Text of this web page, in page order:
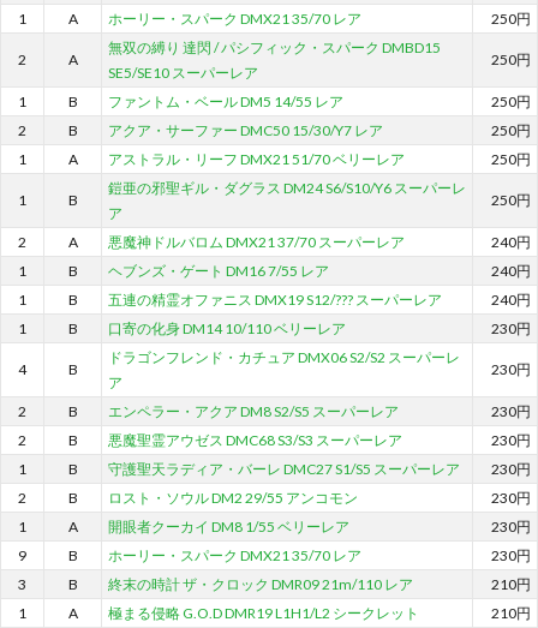
1
A ホーリー・スパーク DMX21 35/70 レア 250円
2 A
無双の縛り 達閃 / パシフィック・スパーク DMBD15
SE5/SE10 スーパーレア
250円
1 B ファントム・ベール DM5 14/55 レア
250円
2
B アクア・サーファー DMC50 15/30/Y7 レア
250円
1
A アストラル・リーフ DMX21 51/70 ベリーレア 250円
1 B
鎧亜の邪聖ギル・ダグラス DM24 S6/S10/Y6 スーパーレ
ア
250円
2 A 悪魔神ドルバロム DMX21 37/70 スーパーレア
240円
1
B ヘブンズ・ゲート DM16 7/55 レア
240円
1
B 五連の精霊オファニス DMX19 S12/??? スーパーレア
240円
1
B 口寄の化身 DM14 10/110 ベリーレア 230円
4 B
ドラゴンフレンド・カチュア DMX06 S2/S2 スーパーレ
ア
230円
2 B エンペラー・アクア DM8 S2/S5 スーパーレア
230円
2
B 悪魔聖霊アウゼス DMC68 S3/S3 スーパーレア
230円
1
B 守護聖天ラディア・バーレ DMC27 S1/S5 スーパーレア
230円
2
B ロスト・ソウル DM2 29/55 アンコモン
230円
1
A 開眼者クーカイ DM8 1/55 ベリーレア
230円
9
B ホーリー・スパーク DMX21 35/70 レア
230円
3
B 終末の時計 ザ・クロック DMR09 21m/110 レア
210円
1
A 極まる侵略 G.O.D DMR19 L1H1/L2 シークレット
210円